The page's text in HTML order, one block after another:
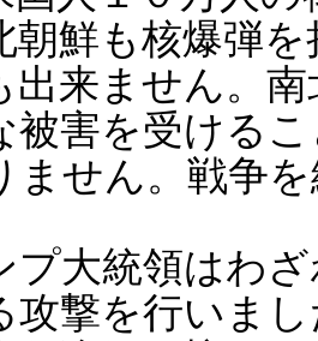
朝鮮も核爆弾
出来ません。
被害を受ける
ません。戦争
大統領はわざ
攻撃を行いま